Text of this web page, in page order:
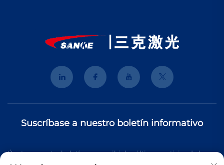
Suscríbase a nuestro boletín informativo
Únete a nuestro boletín para recibir las últimas noticias de la